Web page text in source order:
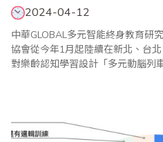
2024-04-12
中華GLOBAL多元智能終身教育研
協會從今年1月起陸續在新北、台
對樂齡認知學習設計「多元動腦列